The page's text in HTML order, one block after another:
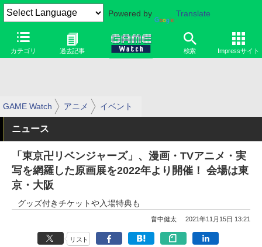
Powered by Translate
カテゴリ 過去記事 検索 Impressサイト
GAME Watch アニメ イベント
ニュース
「東京卍リベンジャーズ」、漫画・TVアニメ・実
写を網羅した原画展を2022年より開催！ 会場は東
京・大阪
グッズ付きチケットや入場特典も
畠中健太 2021年11月15日 13:21
リスト